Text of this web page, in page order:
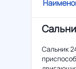
Сальник